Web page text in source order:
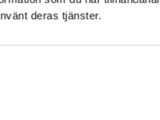
deras tjänster.